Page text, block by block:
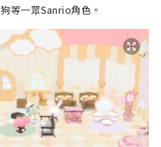
狗等一眾Sanrio角色。